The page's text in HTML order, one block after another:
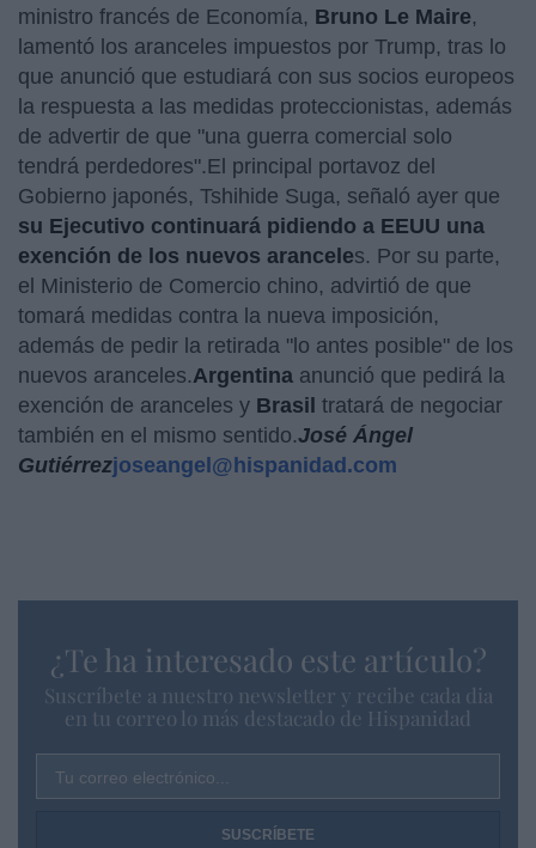
ministro francés de Economía, Bruno Le Maire,
lamentó los aranceles impuestos por Trump, tras lo
que anunció que estudiará con sus socios europeos
la respuesta a las medidas proteccionistas, además
de advertir de que "una guerra comercial solo
tendrá perdedores".El principal portavoz del
Gobierno japonés, Tshihide Suga, señaló ayer que
su Ejecutivo continuará pidiendo a EEUU una
exención de los nuevos aranceles. Por su parte,
el Ministerio de Comercio chino, advirtió de que
tomará medidas contra la nueva imposición,
además de pedir la retirada "lo antes posible" de los
nuevos aranceles.Argentina anunció que pedirá la
exención de aranceles y Brasil tratará de negociar
también en el mismo sentido.José Ángel
Gutiérrezjoseangel@hispanidad.com
¿Te ha interesado este artículo?
Suscríbete a nuestro newsletter y recibe cada dia
en tu correo lo más destacado de Hispanidad
Tu correo electrónico...